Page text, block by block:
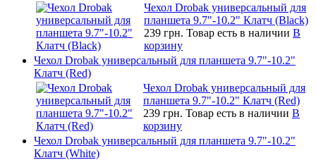
Чехол Drobak универсальный для
планшета 9.7"-10.2" Клатч (Black)
239 грн. Товар есть в наличии В
корзину
Чехол Drobak универсальный для планшета 9.7"-10.2"
Клатч (Red)
Чехол Drobak универсальный для
планшета 9.7"-10.2" Клатч (Red)
239 грн. Товар есть в наличии В
корзину
Чехол Drobak универсальный для планшета 9.7"-10.2"
Клатч (White)